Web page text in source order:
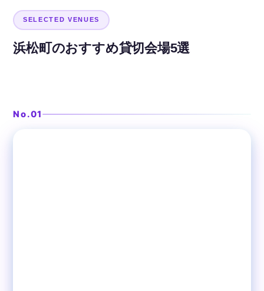
SELECTED VENUES
浜松町のおすすめ貸切会場5選
No.01
食彩 市